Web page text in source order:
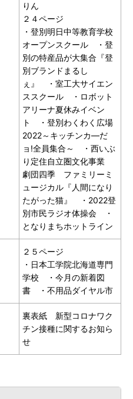
りん
２４ページ
・登別明日中等教育学校
オープンスクール ・登
別の特産品が大集合『登
別ブランドまるし
ぇ』 ・室工大サイエン
ススクール ・ロボット
アリーナ夏休みイベン
ト ・登別わくわく広場
2022～キッチンカ―だ
ョ!全員集合～ ・西いぶ
り定住自立圏文化事業
劇団四季 ファミリーミ
ュージカル『人間になり
たがった猫』 ・2022登
別市民ラジオ体操会 ・
となりまちホットライン
２５ページ
・日本工学院北海道専門
学校 ・今月の新着図
書 ・不用品ダイヤル市
裏表紙 新型コロナワク
チン接種に関するお知ら
せ